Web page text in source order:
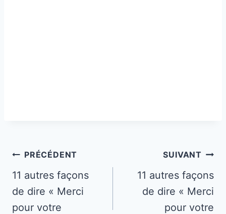
Navigation
de
l’article
PRÉCÉDENT
11 autres façons
de dire « Merci
pour votre
SUIVANT
11 autres façons
de dire « Merci
pour votre